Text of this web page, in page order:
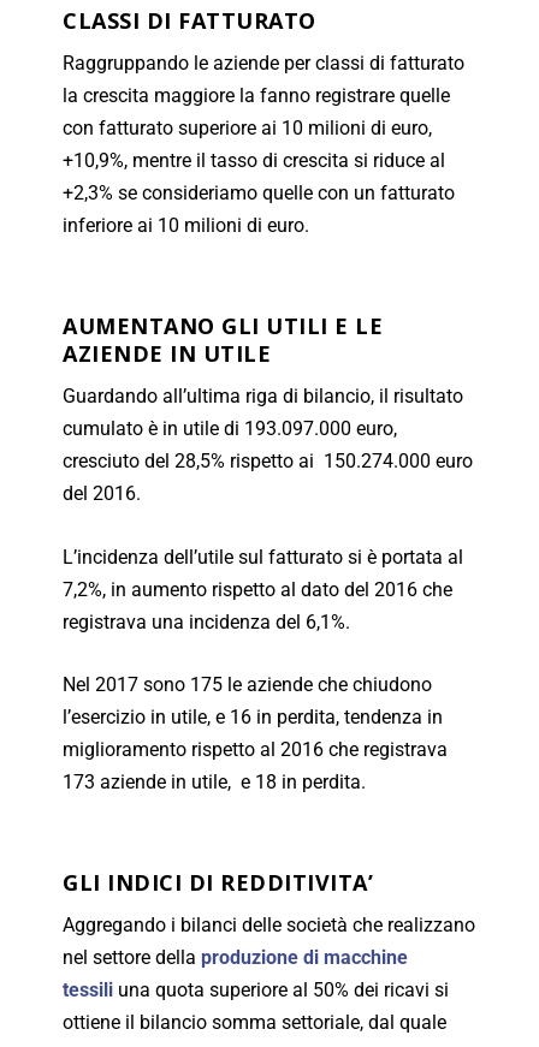
CLASSI DI FATTURATO
Raggruppando le aziende per classi di fatturato
la crescita maggiore la fanno registrare quelle
con fatturato superiore ai 10 milioni di euro,
+10,9%, mentre il tasso di crescita si riduce al
+2,3% se consideriamo quelle con un fatturato
inferiore ai 10 milioni di euro.
AUMENTANO GLI UTILI E LE
AZIENDE IN UTILE
Guardando all’ultima riga di bilancio, il risultato
cumulato è in utile di 193.097.000 euro,
cresciuto del 28,5% rispetto ai 150.274.000 euro
del 2016.
L’incidenza dell’utile sul fatturato si è portata al
7,2%, in aumento rispetto al dato del 2016 che
registrava una incidenza del 6,1%.
Nel 2017 sono 175 le aziende che chiudono
l’esercizio in utile, e 16 in perdita, tendenza in
miglioramento rispetto al 2016 che registrava
173 aziende in utile, e 18 in perdita.
GLI INDICI DI REDDITIVITA’
Aggregando i bilanci delle società che realizzano
nel settore dellaproduzione di macchine
tessili una quota superiore al 50% dei ricavi si
ottiene il bilancio somma settoriale, dal quale